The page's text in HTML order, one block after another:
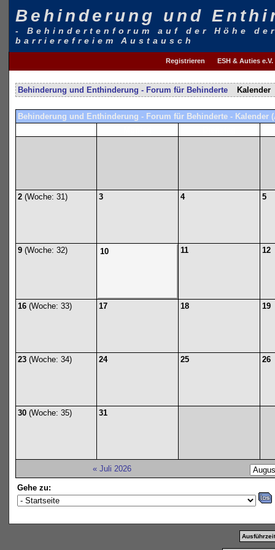
Behinderung und
- Behindertenforum auf der Höhe
barrierefreiem Austausch
ESH & Auties e.V.
Registrieren
Behinderung und Enthinderung - Forum für Behinderte Kalender
Behinderung und Enthinderung - Forum für Behinderte - Kalender
2(Woche: 31) 3 4 5
9(Woche: 32) 10 11 12
16(Woche: 33) 17 18 19
23(Woche: 34) 24 25 26
30(Woche: 35) 31
« Juli 2026
Gehe zu: